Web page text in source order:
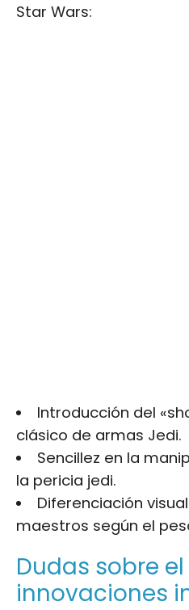
Star Wars:
Introducción del
clásico de armas Jedi.
Sencillez en la
la pericia jedi.
Diferenciación
maestros según el
Dudas sobre
innovaciones